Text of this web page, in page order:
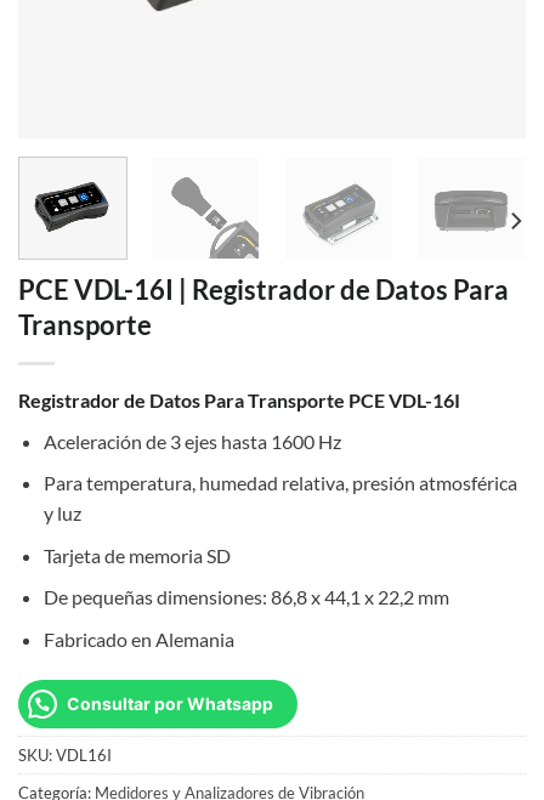
PCE VDL-16I | Registrador de Datos Para
Transporte
Registrador de Datos Para Transporte PCE VDL-16I
Aceleración de 3 ejes hasta 1600 Hz
Para temperatura, humedad relativa, presión atmosférica
y luz
Tarjeta de memoria SD
De pequeñas dimensiones: 86,8 x 44,1 x 22,2 mm
Fabricado en Alemania
Consultar por Whatsapp
SKU:VDL16I
Categoría: Medidores y Analizadores de Vibración